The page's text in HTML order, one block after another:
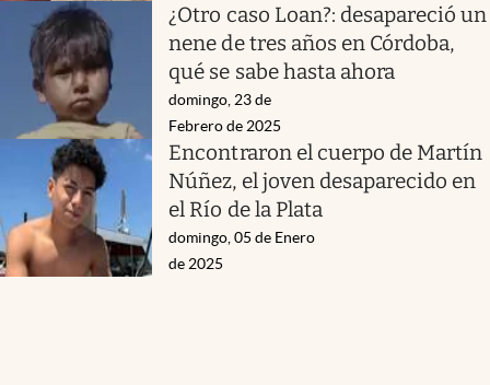
¿Otro caso Loan?: desapareció un
nene de tres años en Córdoba,
qué se sabe hasta ahora
domingo, 23 de
Febrero de 2025
Encontraron el cuerpo de Martín
Núñez, el joven desaparecido en
el Río de la Plata
domingo, 05 de Enero
de 2025